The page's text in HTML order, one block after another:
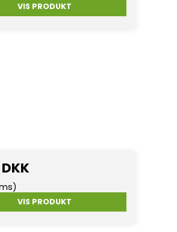
VIS PRODUKT
VIS PRODUKT